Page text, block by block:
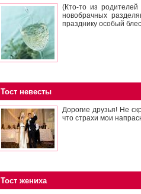
(Кто-то из
новобрачных
празднику особый
Тост невесты
Дорогие друзья! Не
что страхи мои
Тост жениха